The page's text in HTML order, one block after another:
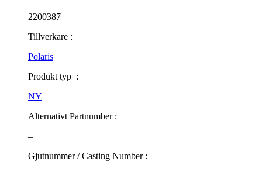
2200387
Tillverkare :
Polaris
Produkt typ :
NY
Alternativt Partnumber :
–
Gjutnummer / Casting Number :
–